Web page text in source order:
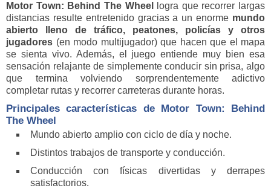
Motor Town: Behind The Wheel
logra que recorrer largas
distancias resulte entretenido gracias a un enorme mundo
abierto lleno de tráfico, peatones, policías y otros
jugadores (en modo multijugador) que hacen que el mapa
se sienta vivo. Además, el juego entiende muy bien esa
sensación relajante de simplemente conducir sin prisa, algo
que termina volviendo sorprendentemente adictivo
completar rutas y recorrer carreteras durante horas.
Principales características de Motor Town: Behind
The Wheel
Mundo abierto amplio con ciclo de día y noche.
Distintos trabajos de transporte y conducción.
Conducción con físicas divertidas y derrapes
satisfactorios.